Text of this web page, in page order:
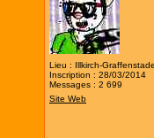
Lieu : Illkirch-
Inscription : 28/03/2014
Messages : 2 699
Site Web